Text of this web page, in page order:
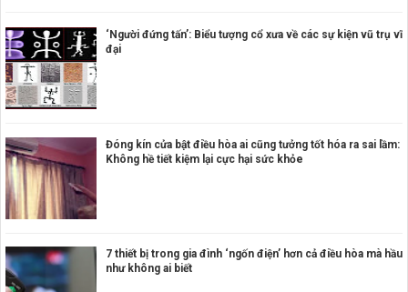
‘Người đứng tấn’: Biểu tượng cổ xưa về các sự kiện vũ trụ vĩ
đại
Đóng kín cửa bật điều hòa ai cũng tưởng tốt hóa ra sai lầm:
Không hề tiết kiệm lại cực hại sức khỏe
7 thiết bị trong gia đình ‘ngốn điện’ hơn cả điều hòa mà hầu
như không ai biết